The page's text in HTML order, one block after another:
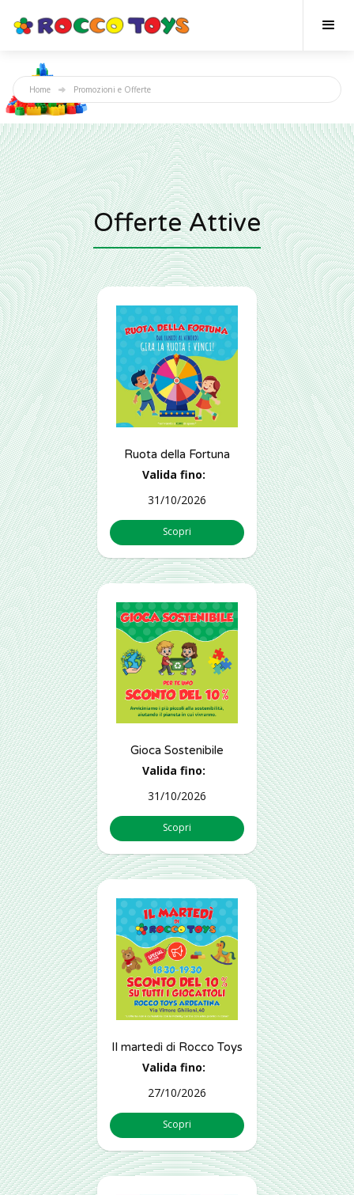
Home Promozioni e Offerte
Offerte Attive
Ruota della Fortuna
Valida fino:
31/10/2026
Scopri
Gioca Sostenibile
Valida fino:
31/10/2026
Scopri
Il martedì di Rocco Toys
Valida fino:
27/10/2026
Scopri